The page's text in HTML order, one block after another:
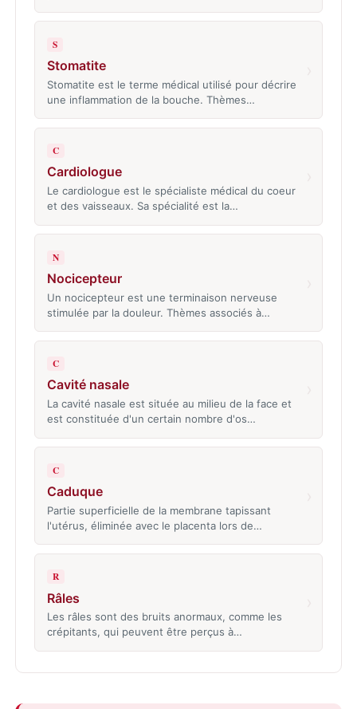
S
Stomatite
Stomatite est le terme médical utilisé pour décrire
une inflammation de la bouche. Thèmes…
C
Cardiologue
Le cardiologue est le spécialiste médical du coeur
et des vaisseaux. Sa spécialité est la…
N
Nocicepteur
Un nocicepteur est une terminaison nerveuse
stimulée par la douleur. Thèmes associés à…
C
Cavité nasale
La cavité nasale est située au milieu de la face et
est constituée d'un certain nombre d'os…
C
Caduque
Partie superficielle de la membrane tapissant
l'utérus, éliminée avec le placenta lors de…
R
Râles
Les râles sont des bruits anormaux, comme les
crépitants, qui peuvent être perçus à…